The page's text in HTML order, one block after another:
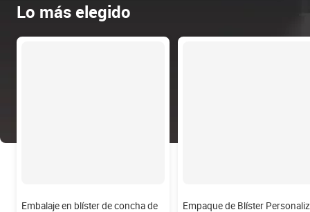
Lo más elegido
Embalaje en blíster de concha de
Empaque de Blíster